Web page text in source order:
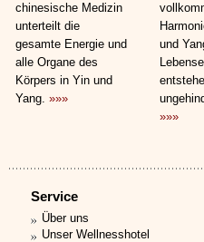
chinesische Medizin
unterteilt die
gesamte Energie und
alle Organe des
Körpers in Yin und
Yang. »»»
und
»»»
Service
Über uns
Unser Wellnesshotel